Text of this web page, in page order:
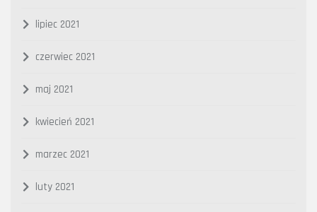
lipiec 2021
czerwiec 2021
maj 2021
kwiecień 2021
marzec 2021
luty 2021